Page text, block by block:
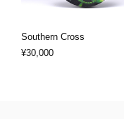
Southern Cross
¥30,000